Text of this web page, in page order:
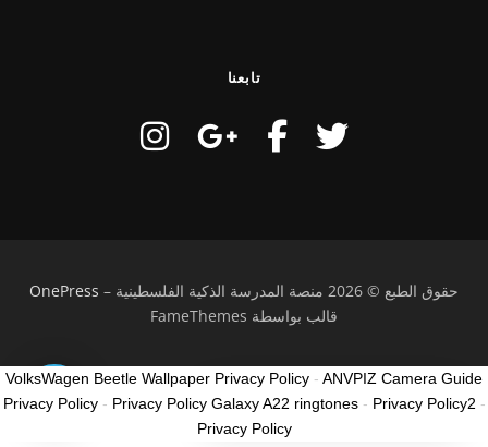
تابعنا
حقوق الطبع © 2026 منصة المدرسة الذكية الفلسطينية –
OnePress
قالب بواسطة FameThemes
How can I help you? كيف ممكن نساعدك؟
VolksWagen Beetle Wallpaper Privacy Policy - ANVPIZ Camera Guide
Privacy Policy- Privacy Policy Galaxy A22 ringtones- Privacy Policy2 -
Privacy Policy